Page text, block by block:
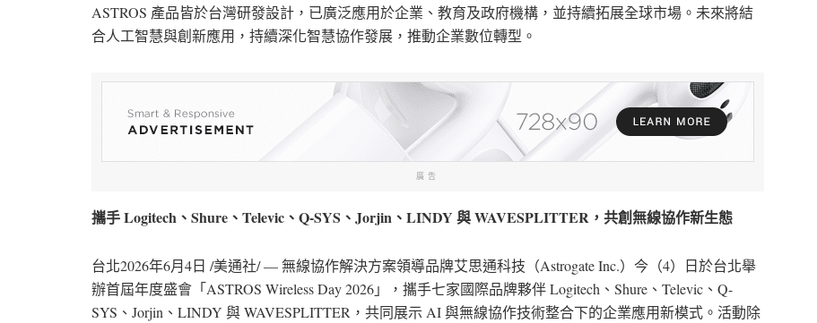
ASTROS 產品皆於台灣研發設計，已廣泛應用於企業、教育及政府機構，並持續拓展全球市場。未來將結
合人工智慧與創新應用，持續深化智慧協作發展，推動企業數位轉型。
廣告
攜手 Logitech、Shure、Televic、Q-SYS、Jorjin、LINDY 與 WAVESPLITTER，共創無線協作新生態
台北2026年6月4日 /美通社/ — 無線協作解決方案領導品牌艾思通科技（Astrogate Inc.）今（4）日於台北舉
辦首屆年度盛會「ASTROS Wireless Day 2026」，攜手七家國際品牌夥伴 Logitech、Shure、Televic、Q-
SYS、Jorjin、LINDY 與 WAVESPLITTER，共同展示 AI 與無線協作技術整合下的企業應用新模式。活動除